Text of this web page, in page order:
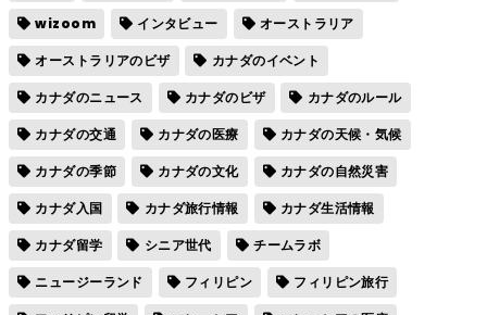
wizoom
インタビュー
オーストラリア
オーストラリアのビザ
カナダのイベント
カナダのニュース
カナダのビザ
カナダのルール
カナダの交通
カナダの医療
カナダの天候・気候
カナダの季節
カナダの文化
カナダの自然災害
カナダ入国
カナダ旅行情報
カナダ生活情報
カナダ留学
シニア世代
チームラボ
ニュージーランド
フィリピン
フィリピン旅行